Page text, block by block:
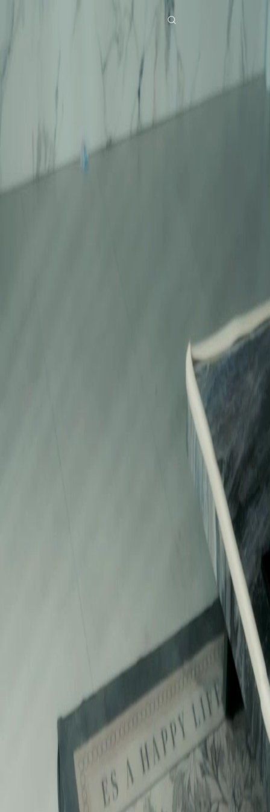
(Dubbing)Tinggal Kesedihan Lalu Dalam Ingatanmu
(Dubbing)Tinggal Kesedihan Lalu Dalam Ingatanmu 25
Konflik Keluarga Kaya
(Dubbing)Tinggal Kesedihan Lalu Dalam Ingatanmu
Aina, pada asalnya mempunyai tiga abang manja dan keluarga yang bahagia, tetapi setelah
kembalinya anak perempuan kandung keluarga Suraya, dia menjadi 'pengganti' yang dibuli.
Setelah disalahertikan dan dibuli oleh keluarganya, dia mengorbankan dirinya, dan ketika
dia bangun, dia sudah lama melupakan segala-galanya...